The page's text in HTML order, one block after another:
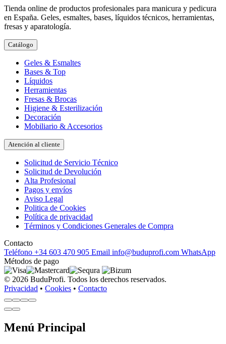
Tienda online de productos profesionales para manicura y pedicura
en España. Geles, esmaltes, bases, líquidos técnicos, herramientas,
fresas y aparatología.
Catálogo
Geles & Esmaltes
Bases & Top
Líquidos
Herramientas
Fresas & Brocas
Higiene & Esterilización
Decoración
Mobiliario & Accesorios
Atención al cliente
Solicitud de Servicio Técnico
Solicitud de Devolución
Alta Profesional
Pagos y envíos
Aviso Legal
Politica de Cookies
Política de privacidad
Términos y Condiciones Generales de Compra
Contacto
Teléfono +34 603 470 905 Email info@buduprofi.com WhatsApp
Métodos de pago
© 2026 BuduProfi. Todos los derechos reservados.
Privacidad • Cookies • Contacto
Menú Principal